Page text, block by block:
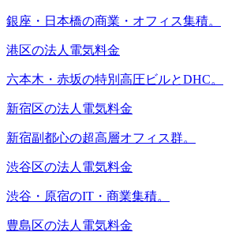
銀座・日本橋の商業・オフィス集積。
港区の法人電気料金
六本木・赤坂の特別高圧ビルとDHC。
新宿区の法人電気料金
新宿副都心の超高層オフィス群。
渋谷区の法人電気料金
渋谷・原宿のIT・商業集積。
豊島区の法人電気料金